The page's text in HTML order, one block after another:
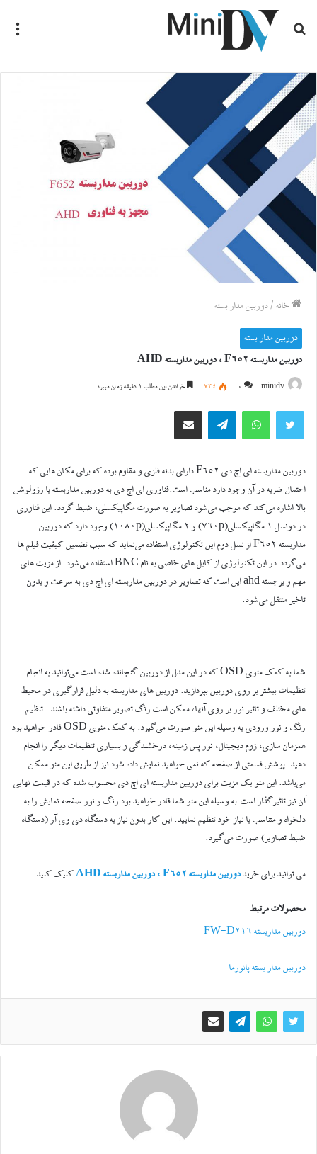
جستجو
خانه /دوربین مدار بسته
دوربین مدار بسته
دوربین مداربسته F652 ، دوربین مداربسته AHD
minidv
0
734 خواندن این مطلب 1 دقیقه زمان میبرد
توییتر واتس آپ تلگرام اشتراک گذاری از طریق ایمیل
دوربین مداربسته ای اچ دی F652 دارای بدنه فلزی و مقاوم بوده که برای مکان هایی که
احتمال ضربه در آن وجود دارد مناسب است.فناوری ای اچ دی به دوربین مداربسته با رزولوشن
بالا اشاره می‌کند که موجب می‌شود تصاویر به صورت مگاپیکسلی، ضبط گردد. این فناوری
در دونسل 1 مگاپیکسلی(760p) و 2 مگاپیکسلی(1080p) وجود دارد که دوربین
مداربسته F652 از نسل دوم این تکنولوژی استفاده می‌نماید که سبب تضمین کیفیت فیلم ها
می‌گردد.در این تکنولوژی از کابل های خاصی به نام BNC استفاده می‌شود. از مزیت های
مهم و برجسته ahd این است که تصاویر در دوربین مداربسته ای اچ دی به سرعت و بدون
تاخیر منتقل می‌شود.
شما به کمک منوی OSD که در این مدل از دوربین گنجانده شده است می‌توانید به انجام
تنظیمات بیشتر بر روی دوربین بپردازید. دوربین های مداربسته به دلیل قرارگیری در محیط
های مختلف و تاثیر نور بر روی آنها، ممکن است رنگ تصویر متفاوتی داشته باشند. تنظیم
رنگ و نور ورودی به وسیله این منو صورت می‌گیرد. به کمک منوی OSD قادر خواهید بود
همزمان سازی، زوم دیجیتال، نور پس زمینه، درخشندگی و بسیاری تنظیمات دیگر را انجام
دهید. پوشش قسمتی از صفحه که نمی خواهید نمایش داده شود نیز از طریق این منو ممکن
می‌باشد. این منو یک مزیت برای دوربین مداربسته ای اچ دی محسوب شده که در قیمت نهایی
آن نیز تاثیرگذار است.به وسیله این منو شما قادر خواهید بود رنگ و نور صفحه نمایش را به
دلخواه و متناسب با نیاز خود تنظیم نمایید. این کار بدون نیاز به دستگاه دی وی آر (دستگاه
ضبط تصاویر) صورت می‌گیرد.
می توانید برای خریددوربین مداربسته F652 ، دوربین مداربسته AHD کلیک کنید.
محصولات مرتبط
دوربین مداربسته FW-D216
دوربین مدار بسته پانورما